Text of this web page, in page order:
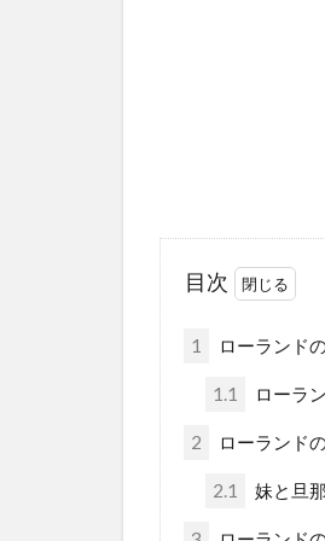
目次
1 ローランド
1.1 ローラ
2 ローランド
2.1 妹と旦